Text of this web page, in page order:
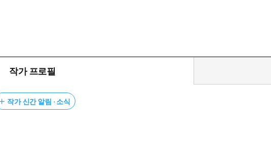
작가 프로필
작가 신간 알림 · 소식